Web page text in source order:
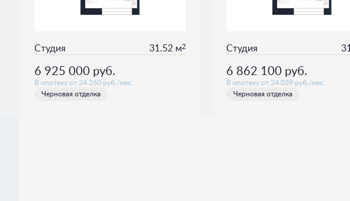
Студия 31.52 м2
6 925 000 руб.
В ипотеку от 24 260 руб./мес.
Черновая отделка
Студия
6 862 100 руб.
В ипотеку от 24 039 руб./мес.
Черновая отделка